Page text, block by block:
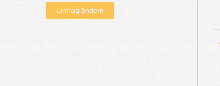
Eintrag ändern